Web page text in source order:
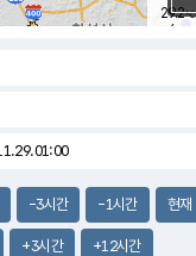
4.0m/s
29.2℃
4 m/s
-3시간 -1시간 현재
+3시간 +12시간